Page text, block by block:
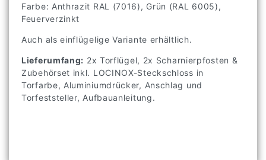
Farbe: Anthrazit RAL (7016), Grün (RAL 6005),
Feuerverzinkt
Auch als einflügelige Variante erhältlich.
Lieferumfang: 2x Torflügel, 2x Scharnierpfosten &
Zubehörset inkl. LOCINOX-Steckschloss in
Torfarbe, Aluminiumdrücker, Anschlag und
Torfeststeller, Aufbauanleitung.